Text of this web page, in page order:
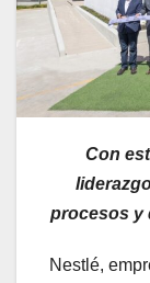
Con
procesos y
Nestlé,